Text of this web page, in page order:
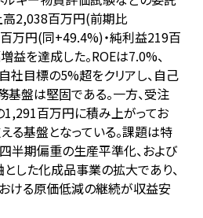
高2,038百万円(前期比
万円(同+49.4%)・純利益219百
を達成した。ROEは7.0%、
社目標の5%超をクリアし、自己
盤は堅固である。一方、受注
百万円に積み上がってお
る基盤となっている。課題は特
半期偏重の生産平準化、および
した化成品事業の拡大であり、
ける原価低減の継続が収益安